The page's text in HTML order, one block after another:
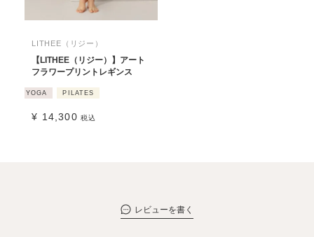
LITHEE（リジー）
【LITHEE（リジー）】アート
フラワープリントレギンス
YOGA PILATES
¥ 14,300 税込
レビューを書く